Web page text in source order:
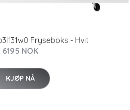
Fryseboks - Hvit
6195 NOK
KJØP NÅ